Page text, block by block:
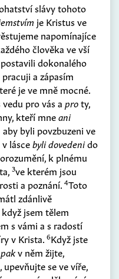
slávy tohoto
je Kristus ve
napomínajíce
člověka ve vší
dokonalého
a zápasím
je ve mně mocné.
pro vás a proty,
kteří mneani
aby byli povzbuzeni ve
láscebyli dovedenido
k plnému
3ve kterém jsou
a poznání. 4Toto
zdánlivě
jsem tělem
s vámi a s radostí
v Krista. 6Když jste
pakv něm žijte,
se ve víře,